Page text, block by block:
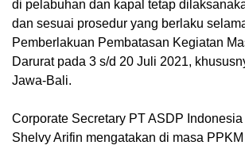
di pelabuhan dan kapal tetap
dan sesuai prosedur yang berlaku
Pemberlakuan Pembatasan Kegiatan
Darurat pada 3 s/d 20 Juli 2021,
Jawa-Bali.
Corporate Secretary PT ASDP
Shelvy Arifin mengatakan di masa